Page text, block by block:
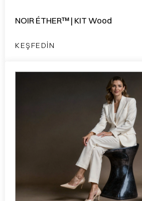
NOIR ÉTHER™ | KIT Wood
KEŞFEDIN